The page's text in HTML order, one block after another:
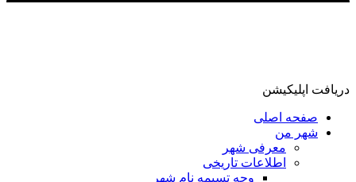
دریافت اپلیکیشن
صفحه اصلی
شهر من
معرفی شهر
اطلاعات تاریخی
وجه تسیمه نام شهر